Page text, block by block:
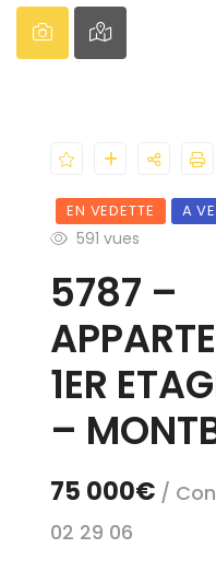
EN VEDETTE A
591 vues
5787 –
1ER
–
75 000€ /
02 29 06